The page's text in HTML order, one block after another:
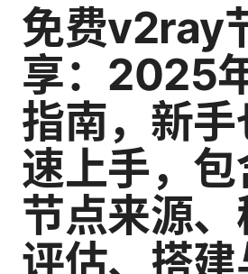
免费v2ray
享：2025
指南，新
速上手，包
节点来源
评估、搭建